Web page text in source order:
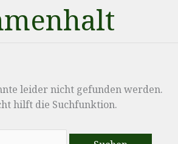
leider nicht gefunden werden.
hilft die Suchfunktion.